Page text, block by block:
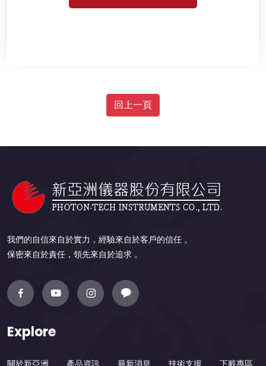
回上一頁
我們的自信來自於實力，經驗來自於客戶的信任 。
保密來自於責任，領先來自於追求 。
Explore
關於新亞洲 產品資訊 最新消息 技術支援 下載專區